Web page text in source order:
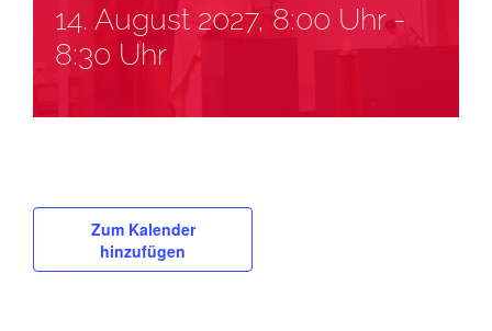
14. August 2027, 8:00 Uhr-
8:30 Uhr
Zum Kalender
hinzufügen